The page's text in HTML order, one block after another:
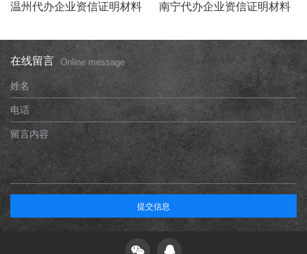
温州代办企业资信证明材料 南宁代办企业资信证明材料
在线留言 Online message
姓名
电话
留言内容
提交信息